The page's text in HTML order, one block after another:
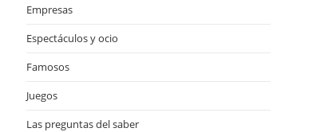
Empresas
Espectáculos y ocio
Famosos
Juegos
Las preguntas del saber